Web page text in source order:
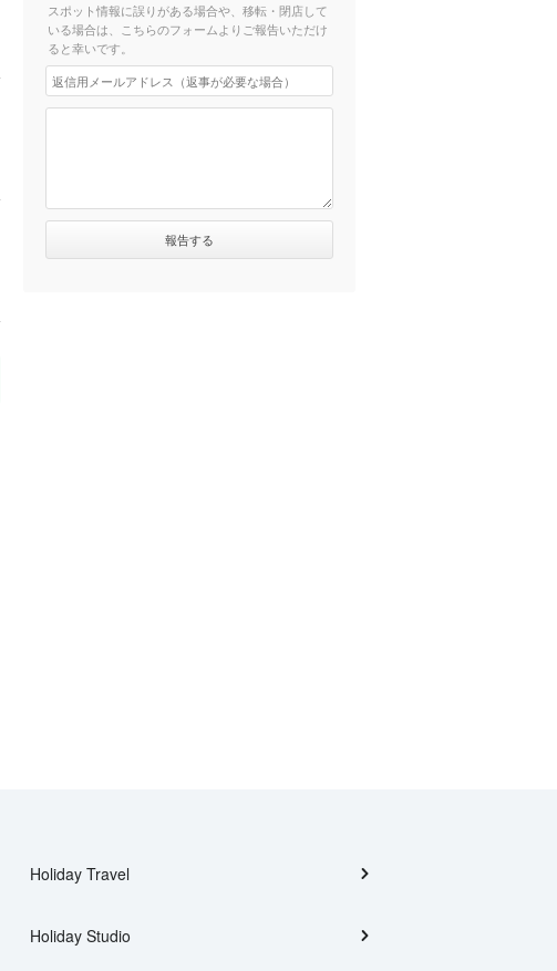
スポット情報に誤りがある場合や、移転・閉店して
いる場合は、こちらのフォームよりご報告いただけ
ると幸いです。
Holiday Travel
Holiday Studio